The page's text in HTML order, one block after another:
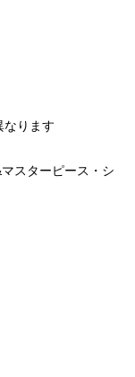
ります
スターピース・シ